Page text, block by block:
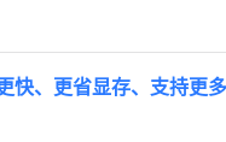
快、更省显存、支持更多